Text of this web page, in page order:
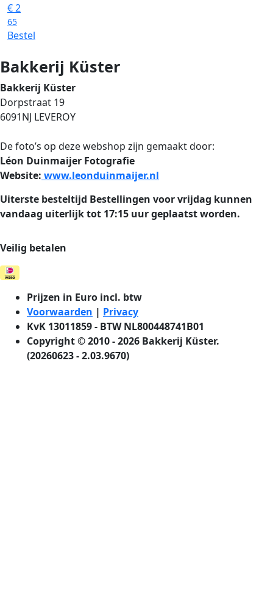
€2
65
Bestel
Bakkerij Küster
Bakkerij Küster
Dorpstraat 19
6091NJ LEVEROY
De foto’s op deze webshop zijn gemaakt door:
Léon Duinmaijer Fotografie
Website: www.leonduinmaijer.nl
Uiterste besteltijd Bestellingen voor vrijdag kunnen
vandaag uiterlijk tot 17:15 uur geplaatst worden.
Veilig betalen
Prijzen in Euro incl. btw
Voorwaarden | Privacy
KvK 13011859 - BTW NL800448741B01
Copyright © 2010 - 2026 Bakkerij Küster.
(20260623 - 2.03.9670)